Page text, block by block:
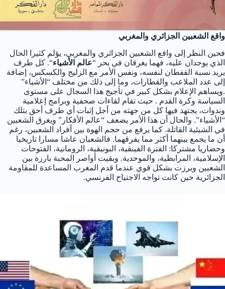
واقع الشعبين الجزائري والمغربي
فحين النظر إلى واقع الشعبين الجزائري والمغربي، يؤلم كثيرا الحال
الذي يوجدان عليه، فهما يغرقان في بحر “عالم الأشياء“. كل طرف
يريد نسبة القفطان لنفسه، ونفس الأمر مع الزليج والكسكس، إضافة
إلى عدد الملاعب والقطارات، وما إلى ذلك من مختلف “الأشياء”
.ويساهم الإعلام بشكل كبير في تأجيج هذا السجال على مستوى
السياسة وكرة القدم . حيث تقام لقاءات صحفية وبرامج إعلامية
وندوات، يجتهد فيها كل من جهته من أجل إثبات أي طرف أحق بتلك
“الأشياء”. والحال أن هذا الأمر يضعف “عالم الأفكار” ويغرق الشعبين
في الشيئية القاتلة. كما يرفع من حجم الهوة بين أفراد الشعبين، رغم
أن ما يجمع بينهما أكثر مما يفرقهما. فالشعبان عاشا مسارا تاريخيا
وحضاريا مشتركا: الفترة الفينقية، البونيقية، الرومانية، الفتوحات
الإسلامية، المرابطية، والموحدية. وبقيت أواصر المحبة بارزة بين
الشعبين وبرزت بشكل قوي عندما قدم المغرب المساعدة للمقاومة
الجزائرية حين كانت تواجه الاجتياح الفرنسي.